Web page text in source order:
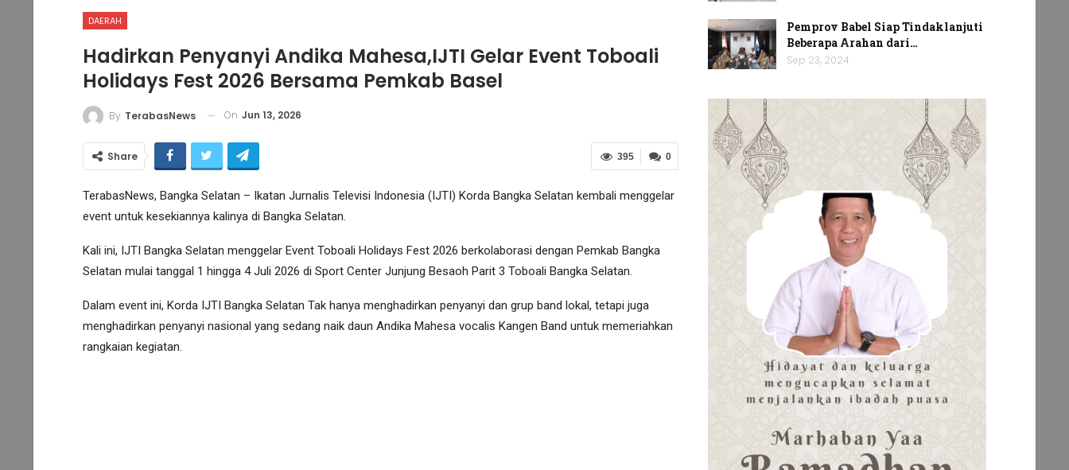
DAERAH
Hadirkan Penyanyi Andika Mahesa,IJTI Gelar Event Toboali
Holidays Fest 2026 Bersama Pemkab Basel
By TerabasNews On Jun 13, 2026
0
395
Share
TerabasNews, Bangka Selatan – Ikatan Jurnalis Televisi Indonesia (IJTI) Korda Bangka Selatan kembali menggelar
event untuk kesekiannya kalinya di Bangka Selatan.
Kali ini, IJTI Bangka Selatan menggelar Event Toboali Holidays Fest 2026 berkolaborasi dengan Pemkab Bangka
Selatan mulai tanggal 1 hingga 4 Juli 2026 di Sport Center Junjung Besaoh Parit 3 Toboali Bangka Selatan.
Dalam event ini, Korda IJTI Bangka Selatan Tak hanya menghadirkan penyanyi dan grup band lokal, tetapi juga
menghadirkan penyanyi nasional yang sedang naik daun Andika Mahesa vocalis Kangen Band untuk memeriahkan
rangkaian kegiatan.
Pemprov Babel Siap Tindaklanjuti
Beberapa Arahan dari…
Sep 23, 2024